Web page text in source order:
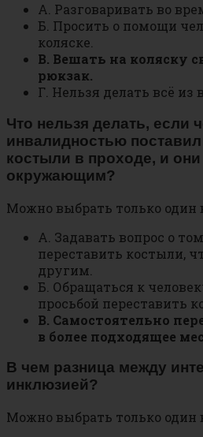
А. Разговаривать во
Б. Просить о помощи
коляске.
В. Вешать на коляску
рюкзак.
Г. Нельзя делать всё
Что нельзя делать, если
инвалидностью
костыли в проходе, и
окружающим?
Можно выбрать только один
А. Задавать вопрос о
переставить костыли,
другим.
Б. Обращаться к
просьбой переставить
В. Самостоятельно
в более подходящее
В чем разница между
инклюзией?
Можно выбрать только один